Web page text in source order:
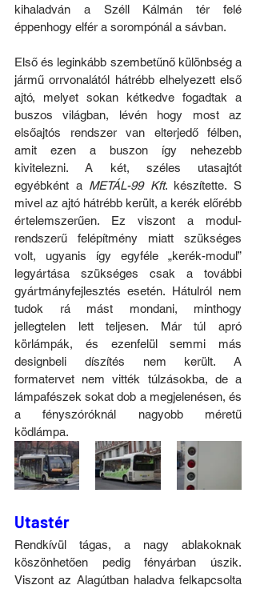
kihaladván a Széll Kálmán tér felé
éppenhogy elfér a sorompónál a sávban.
Első és leginkább szembetűnő különbség a
jármű orrvonalától hátrébb elhelyezett első
ajtó, melyet sokan kétkedve fogadtak a
buszos világban, lévén hogy most az
elsőajtós rendszer van elterjedő félben,
amit ezen a buszon így nehezebb
kivitelezni. A két, széles utasajtót
egyébként a METÁL-99 Kft. készítette. S
mivel az ajtó hátrébb került, a kerék előrébb
értelemszerűen. Ez viszont a modul-
rendszerű felépítmény miatt szükséges
volt, ugyanis így egyféle „kerék-modul”
legyártása szükséges csak a további
gyártmányfejlesztés esetén. Hátulról nem
tudok rá mást mondani, minthogy
jellegtelen lett teljesen. Már túl apró
körlámpák, és ezenfelül semmi más
designbeli díszítés nem került. A
formatervet nem vitték túlzásokba, de a
lámpafészek sokat dob a megjelenésen, és
a fényszóróknál nagyobb méretű
ködlámpa.
Utastér
Rendkívül tágas, a nagy ablakoknak
köszönhetően pedig fényárban úszik.
Viszont az Alagútban haladva felkapcsolta